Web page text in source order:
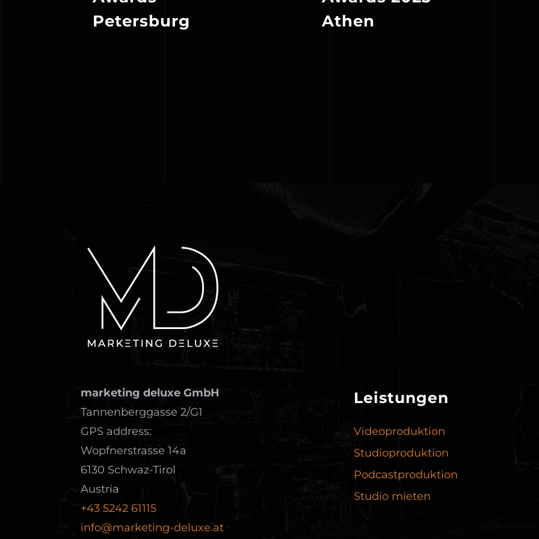
Petersburg
Athen
marketing deluxe GmbH
Tannenberggasse 2/G1
GPS address:
Wopfnerstrasse 14a
6130 Schwaz-Tirol
Austria
+43 5242 61115
info@marketing-deluxe.at
Leistungen
Videoproduktion
Studioproduktion
Podcast­produktion
Studio mieten